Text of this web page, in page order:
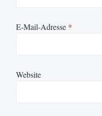
E-Mail-Adresse *
Website